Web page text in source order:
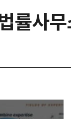
률사